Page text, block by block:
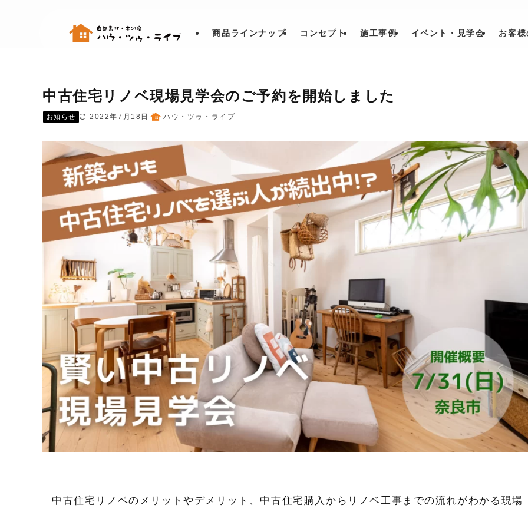
商品ラインナップ コンセプト 施工事例 イベント・見学会 お客
中古住宅リノベ現場見学会のご予約を開始しました
お知らせ 2022年7月18日 ハウ・ツゥ・ライブ
中古住宅リノベのメリットやデメリット、中古住宅購入からリノベ工事までの流れがわかる現場